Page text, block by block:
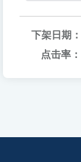
下架日期：
点击率：